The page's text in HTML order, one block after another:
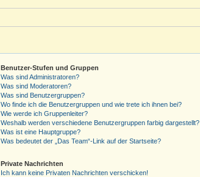
Benutzer-Stufen und Gruppen
Was sind Administratoren?
Was sind Moderatoren?
Was sind Benutzergruppen?
Wo finde ich die Benutzergruppen und wie trete ich ihnen bei?
Wie werde ich Gruppenleiter?
Weshalb werden verschiedene Benutzergruppen farbig dargestellt?
Was ist eine Hauptgruppe?
Was bedeutet der „Das Team“-Link auf der Startseite?
Private Nachrichten
Ich kann keine Privaten Nachrichten verschicken!